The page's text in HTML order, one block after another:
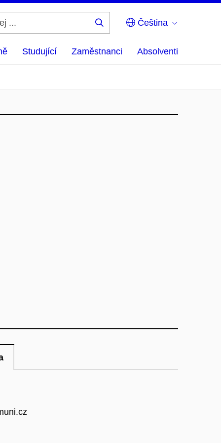
Čeština
Studující Zaměstnanci Absolventi